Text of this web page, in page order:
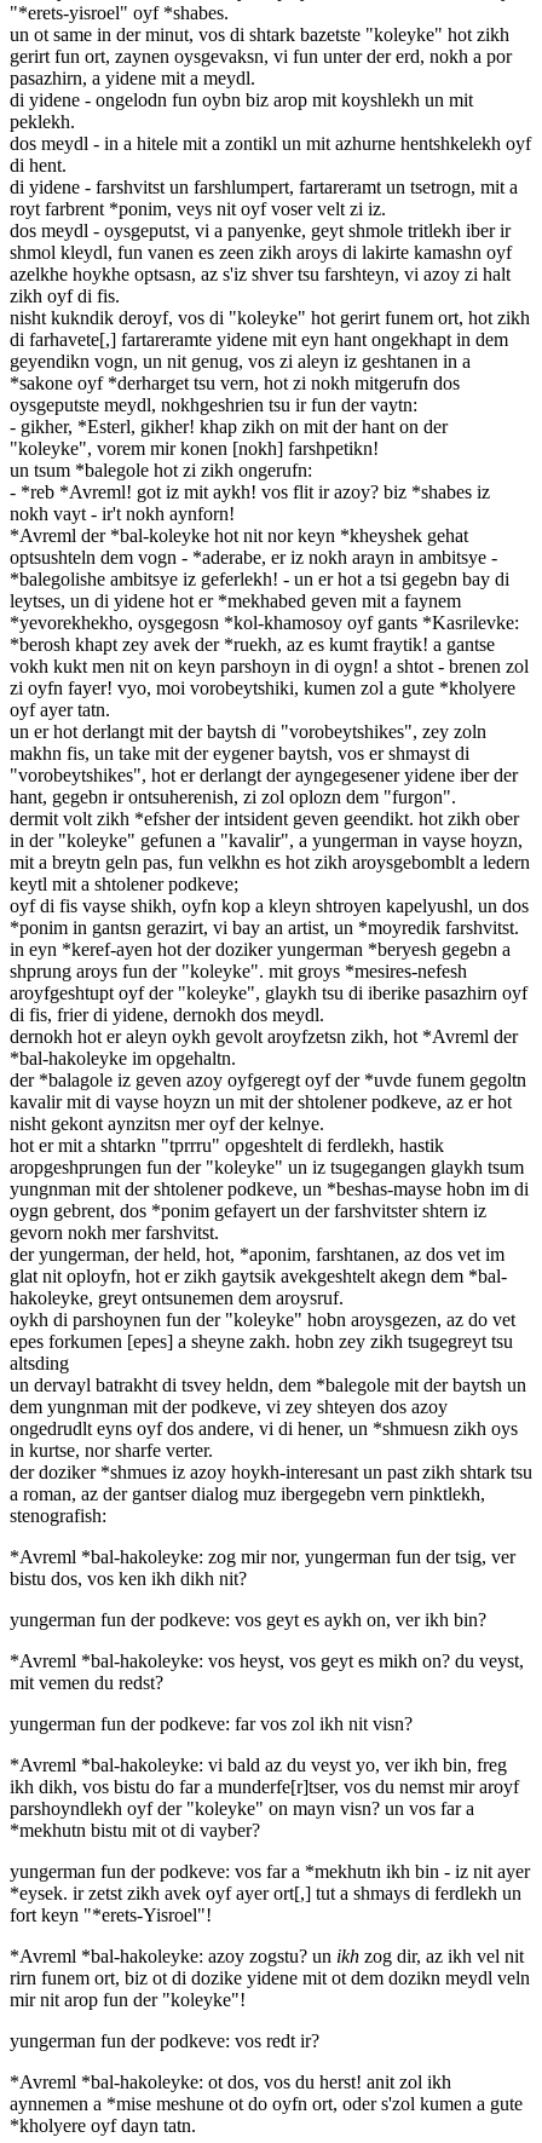
"*erets-yisroel" oyf *shabes.
un ot same in der minut, vos di shtark bazetste "koleyke" hot zikh
gerirt fun ort, zaynen oysgevaksn, vi fun unter der erd, nokh a por
pasazhirn, a yidene mit a meydl.
di yidene - ongelodn fun oybn biz arop mit koyshlekh un mit
peklekh.
dos meydl - in a hitele mit a zontikl un mit azhurne hentshkelekh oyf
di hent.
di yidene - farshvitst un farshlumpert, fartareramt un tsetrogn, mit a
royt farbrent *ponim, veys nit oyf voser velt zi iz.
dos meydl - oysgeputst, vi a panyenke, geyt shmole tritlekh iber ir
shmol kleydl, fun vanen es zeen zikh aroys di lakirte kamashn oyf
azelkhe hoykhe optsasn, az s'iz shver tsu farshteyn, vi azoy zi halt
zikh oyf di fis.
nisht kukndik deroyf, vos di "koleyke" hot gerirt funem ort, hot zikh
di farhavete[,] fartareramte yidene mit eyn hant ongekhapt in dem
geyendikn vogn, un nit genug, vos zi aleyn iz geshtanen in a
*sakone oyf *derharget tsu vern, hot zi nokh mitgerufn dos
oysgeputste meydl, nokhgeshrien tsu ir fun der vaytn:
- gikher, *Esterl, gikher! khap zikh on mit der hant on der
"koleyke", vorem mir konen [nokh] farshpetikn!
un tsum *balegole hot zi zikh ongerufn:
- *reb *Avreml! got iz mit aykh! vos flit ir azoy? biz *shabes iz
nokh vayt - ir't nokh aynforn!
*Avreml der *bal-koleyke hot nit nor keyn *kheyshek gehat
optsushteln dem vogn - *aderabe, er iz nokh arayn in ambitsye -
*balegolishe ambitsye iz geferlekh! - un er hot a tsi gegebn bay di
leytses, un di yidene hot er *mekhabed geven mit a faynem
*yevorekhekho, oysgegosn *kol-khamosoy oyf gants *Kasrilevke:
*berosh khapt zey avek der *ruekh, az es kumt fraytik! a gantse
vokh kukt men nit on keyn parshoyn in di oygn! a shtot - brenen zol
zi oyfn fayer! vyo, moi vorobeytshiki, kumen zol a gute *kholyere
oyf ayer tatn.
un er hot derlangt mit der baytsh di "vorobeytshikes", zey zoln
makhn fis, un take mit der eygener baytsh, vos er shmayst di
"vorobeytshikes", hot er derlangt der ayngegesener yidene iber der
hant, gegebn ir ontsuherenish, zi zol oplozn dem "furgon".
dermit volt zikh *efsher der intsident geven geendikt. hot zikh ober
in der "koleyke" gefunen a "kavalir", a yungerman in vayse hoyzn,
mit a breytn geln pas, fun velkhn es hot zikh aroysgebomblt a ledern
keytl mit a shtolener podkeve;
oyf di fis vayse shikh, oyfn kop a kleyn shtroyen kapelyushl, un dos
*ponim in gantsn gerazirt, vi bay an artist, un *moyredik farshvitst.
in eyn *keref-ayen hot der doziker yungerman *beryesh gegebn a
shprung aroys fun der "koleyke". mit groys *mesires-nefesh
aroyfgeshtupt oyf der "koleyke", glaykh tsu di iberike pasazhirn oyf
di fis, frier di yidene, dernokh dos meydl.
dernokh hot er aleyn oykh gevolt aroyfzetsn zikh, hot *Avreml der
*bal-hakoleyke im opgehaltn.
der *balagole iz geven azoy oyfgeregt oyf der *uvde funem gegoltn
kavalir mit di vayse hoyzn un mit der shtolener podkeve, az er hot
nisht gekont aynzitsn mer oyf der kelnye.
hot er mit a shtarkn "tprrru" opgeshtelt di ferdlekh, hastik
aropgeshprungen fun der "koleyke" un iz tsugegangen glaykh tsum
yungnman mit der shtolener podkeve, un *beshas-mayse hobn im di
oygn gebrent, dos *ponim gefayert un der farshvitster shtern iz
gevorn nokh mer farshvitst.
der yungerman, der held, hot, *aponim, farshtanen, az dos vet im
glat nit oployfn, hot er zikh gaytsik avekgeshtelt akegn dem *bal-
hakoleyke, greyt ontsunemen dem aroysruf.
oykh di parshoynen fun der "koleyke" hobn aroysgezen, az do vet
epes forkumen [epes] a sheyne zakh. hobn zey zikh tsugegreyt tsu
altsding
un dervayl batrakht di tsvey heldn, dem *balegole mit der baytsh un
dem yungnman mit der podkeve, vi zey shteyen dos azoy
ongedrudlt eyns oyf dos andere, vi di hener, un *shmuesn zikh oys
in kurtse, nor sharfe verter.
der doziker *shmues iz azoy hoykh-interesant un past zikh shtark tsu
a roman, az der gantser dialog muz ibergegebn vern pinktlekh,
stenografish:
*Avreml *bal-hakoleyke: zog mir nor, yungerman fun der tsig, ver
bistu dos, vos ken ikh dikh nit?
yungerman fun der podkeve: vos geyt es aykh on, ver ikh bin?
*Avreml *bal-hakoleyke: vos heyst, vos geyt es mikh on? du veyst,
mit vemen du redst?
yungerman fun der podkeve: far vos zol ikh nit visn?
*Avreml *bal-hakoleyke: vi bald az du veyst yo, ver ikh bin, freg
ikh dikh, vos bistu do far a munderfe[r]tser, vos du nemst mir aroyf
parshoyndlekh oyf der "koleyke" on mayn visn? un vos far a
*mekhutn bistu mit ot di vayber?
yungerman fun der podkeve: vos far a *mekhutn ikh bin - iz nit ayer
*eysek. ir zetst zikh avek oyf ayer ort[,] tut a shmays di ferdlekh un
fort keyn "*erets-Yisroel"!
*Avreml *bal-hakoleyke: azoy zogstu? un ikh zog dir, az ikh vel nit
rirn funem ort, biz ot di dozike yidene mit ot dem dozikn meydl veln
mir nit arop fun der "koleyke"!
yungerman fun der podkeve: vos redt ir?
*Avreml *bal-hakoleyke: ot dos, vos du herst! anit zol ikh
aynnemen a *mise meshune ot do oyfn ort, oder s'zol kumen a gute
*kholyere oyf dayn tatn.